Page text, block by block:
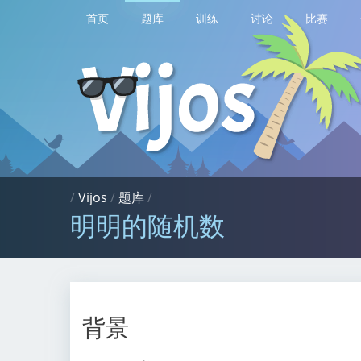
首页 题库 训练 讨论 比赛
/Vijos /题库/
明明的随机数
背景